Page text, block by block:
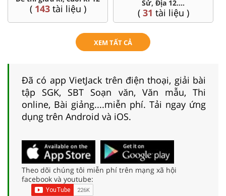
(143tài liệu ) Sử, Địa 12....
(31tài liệu )
XEM TẤT CẢ
Đã có app VietJack trên điện thoại, giải bài
tập SGK, SBT Soạn văn, Văn mẫu, Thi
online, Bài giảng....miễn phí. Tải ngay ứng
dụng trên Android và iOS.
Theo dõi chúng tôi miễn phí trên mạng xã hội
facebook và youtube: